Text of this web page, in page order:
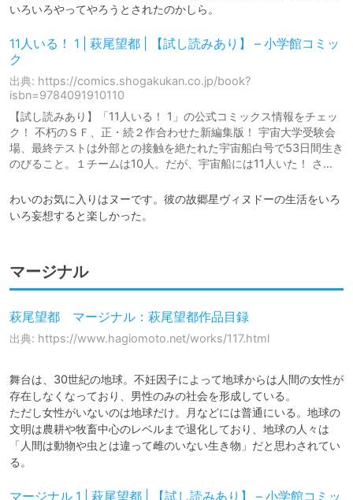
いろいろやってやろうとされたのかしら。
11人いる！ 1 | 萩尾望都 | 【試し読みあり】 – 小学館コミッ
ク
出典: https://comics.shogakukan.co.jp/book?
isbn=9784091910110
【試し読みあり】「11人いる！ 1」の公式コミックス情報をチェッ
ク！ 不朽のＳＦ、正・続２作合わせた新編集版！ 宇宙大学受験会
場、最終テストは外部との接触を絶たれた宇宙船白号で53日間生き
のびること。１チームは10人。だが、宇宙船には11人いた！ さ…
わいのお気に入りはヌーです。彼の故郷星ヴィヌドーの生活をいろ
いろ妄想すると楽しかった。
マージナル
萩尾望都 マージナル：萩尾望都作品目録
出典: https://www.hagiomoto.net/works/117.html
舞台は、30世紀の地球。不妊因子によって地球からは人間の女性が
存在しなくなっており、男性のみの社会を形成している。
ただし女性がいないのは地球だけ。月などには普通にいる。地球の
文明は農耕や牧畜中心のレベルまで退化しており、地球の人々は
「人間は動物や虫とは違って雌のいない生き物」だと思わされてい
る。
マージナル 1 | 萩尾望都 | 【試し読みあり】 – 小学館コミッ